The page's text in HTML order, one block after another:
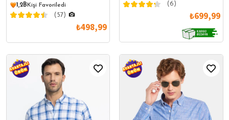
1,2B Kişi Favoriledi
(57)
₺498,99
(6)
₺699,99